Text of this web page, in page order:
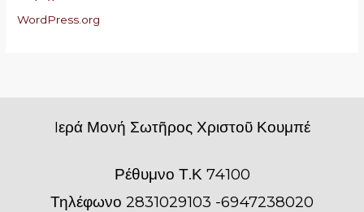
WordPress.org
Iερά Μονή Σωτῆρος Χριστοῦ Κουμπέ
Ρέθυμνο Τ.Κ 74100
Τηλέφωνο 2831029103 -6947238020